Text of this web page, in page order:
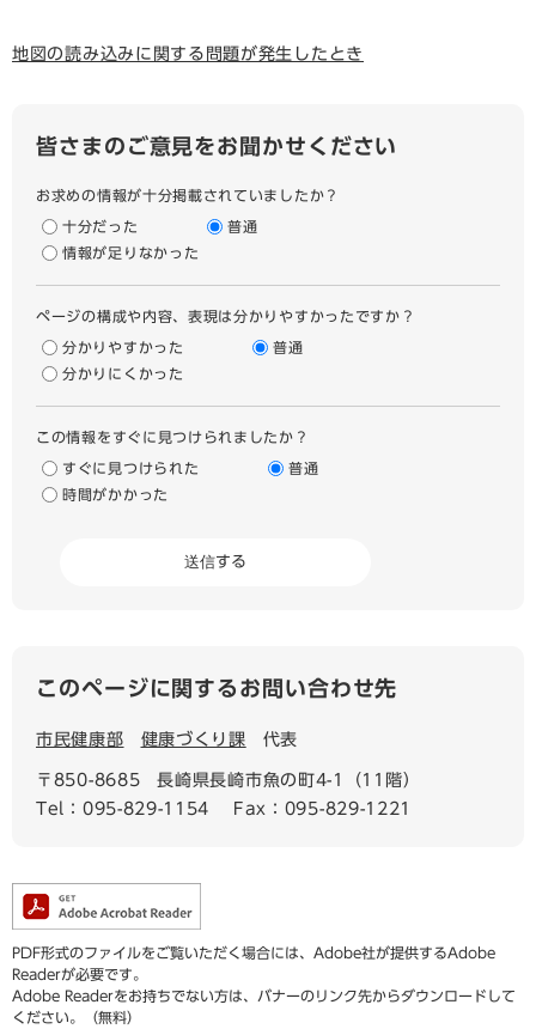
地図の読み込みに関する問題が発生したとき
皆さまのご意見をお聞かせください
お求めの情報が十分掲載されていましたか？
十分だった
普通
情報が足りなかった
ページの構成や内容、表現は分かりやすかったですか？
分かりやすかった
普通
分かりにくかった
この情報をすぐに見つけられましたか？
すぐに見つけられた
普通
時間がかかった
このページに関するお問い合わせ先
市民健康部 健康づくり課 代表
〒850-8685
長崎県長崎市魚の町4-1（11階）
Tel：095-829-1154
Fax：095-829-1221
PDF形式のファイルをご覧いただく場合には、Adobe社が提供するAdobe
Readerが必要です。
Adobe Readerをお持ちでない方は、バナーのリンク先からダウンロードして
ください。（無料）